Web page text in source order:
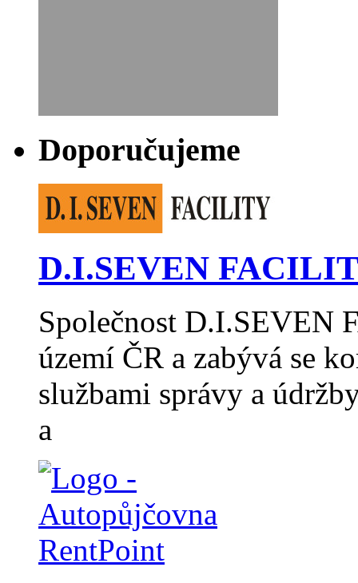
Doporučujeme
D.I.SEVEN
Společnost D.I.SEVEN
území ČR a zabývá se
službami správy a
a